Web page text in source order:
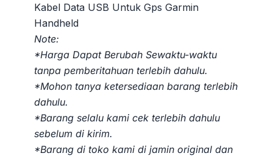
Kabel Data USB Untuk Gps Garmin
Handheld
Note:
*Harga Dapat Berubah Sewaktu-waktu
tanpa pemberitahuan terlebih dahulu.
*Mohon tanya ketersediaan barang terlebih
dahulu.
*Barang selalu kami cek terlebih dahulu
sebelum di kirim.
*Barang di toko kami di jamin original dan